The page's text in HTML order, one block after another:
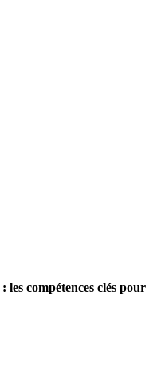
les compétences clés pour